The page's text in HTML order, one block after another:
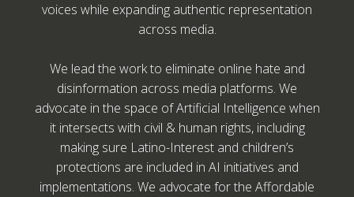
voices while expanding authentic representation
across media.
We lead the work to eliminate online hate and
disinformation across media platforms. We
advocate in the space of Artificial Intelligence when
it intersects with civil & human rights, including
making sure Latino-Interest and children’s
protections are included in AI initiatives and
implementations. We advocate for the Affordable